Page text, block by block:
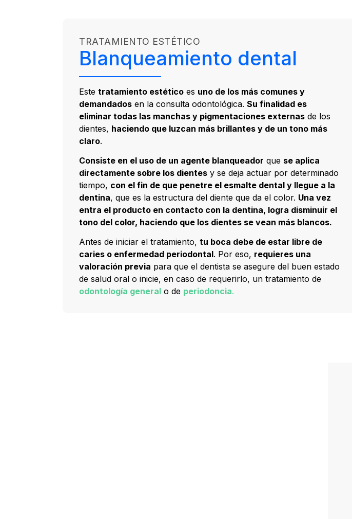
TRATAMIENTO ESTÉTICO
Blanqueamiento dental
Este tratamiento estético es uno de los más comunes y
demandados en la consulta odontológica. Su finalidad es
eliminar todas las manchas y pigmentaciones externas de los
dientes, haciendo que luzcan más brillantes y de un tono más
claro.
Consiste en el uso de un agente blanqueador que se aplica
directamente sobre los dientes y se deja actuar por determinado
tiempo, con el fin de que penetre el esmalte dental y llegue a la
dentina, que es la estructura del diente que da el color. Una vez
entra el producto en contacto con la dentina, logra disminuir el
tono del color, haciendo que los dientes se vean más blancos.
Antes de iniciar el tratamiento, tu boca debe de estar libre de
caries o enfermedad periodontal. Por eso, requieres una
valoración previa para que el dentista se asegure del buen estado
de salud oral o inicie, en caso de requerirlo, un tratamiento de
odontología general o de periodoncia.